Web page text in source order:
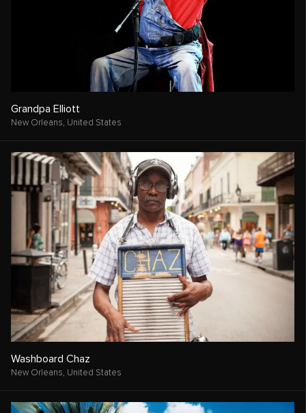
Grandpa Elliott
New Orleans, United States
Washboard Chaz
New Orleans, United States